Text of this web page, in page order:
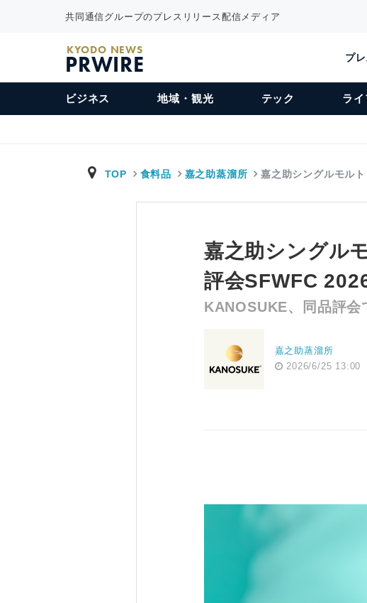
共同通信グループのプレスリリース配信メディア
KYODO NEWS
PRWIRE プ
ビジネス 地域・観光 テック ラ
TOP 食料品 嘉之助蒸溜所 嘉之助シングルモル
嘉之助シングル
評会SFWFC
KANOSUKE、同品評会
嘉之助蒸溜所
2026/6/25 13:00